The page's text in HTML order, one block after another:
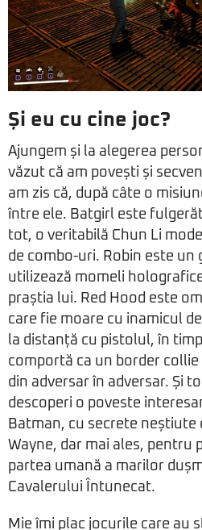
Și eu cu cine joc?
Ajungem și la alegerea
văzut că am povești și
am zis că, după câte o
între ele. Batgirl este
tot, o veritabilă Chun Li
de combo-uri. Robin este un
utilizează momeli
praștia lui. Red Hood este
care fie moare cu inamicul
la distanță cu pistolul, în
comportă ca un border
din adversar în adversar. Și
descoperi o poveste
Batman, cu secrete neștiute
Wayne, dar mai ales, pentru
partea umană a marilor
Cavalerului Întunecat.
Mie îmi plac jocurile care au